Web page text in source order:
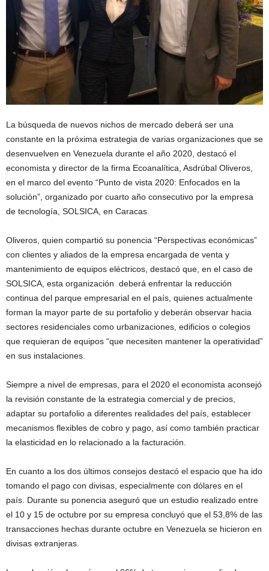
La búsqueda de nuevos nichos de mercado deberá ser una
constante en la próxima estrategia de varias organizaciones que se
desenvuelven en Venezuela durante el año 2020, destacó el
economista y director de la firma Ecoanalítica, Asdrúbal Oliveros,
en el marco del evento “Punto de vista 2020: Enfocados en la
solución”, organizado por cuarto año consecutivo por la empresa
de tecnología, SOLSICA, en Caracas.
Oliveros, quien compartió su ponencia “Perspectivas económicas”
con clientes y aliados de la empresa encargada de venta y
mantenimiento de equipos eléctricos, destacó que, en el caso de
SOLSICA, esta organización deberá enfrentar la reducción
continua del parque empresarial en el país, quienes actualmente
forman la mayor parte de su portafolio y deberán observar hacia
sectores residenciales como urbanizaciones, edificios o colegios
que requieran de equipos “que necesiten mantener la operatividad”
en sus instalaciones.
Siempre a nivel de empresas, para el 2020 el economista aconsejó
la revisión constante de la estrategia comercial y de precios,
adaptar su portafolio a diferentes realidades del país, establecer
mecanismos flexibles de cobro y pago, así como también practicar
la elasticidad en lo relacionado a la facturación.
En cuanto a los dos últimos consejos destacó el espacio que ha ido
tomando el pago con divisas, especialmente con dólares en el
país. Durante su ponencia aseguró que un estudio realizado entre
el 10 y 15 de octubre por su empresa concluyó que el 53,8% de las
transacciones hechas durante octubre en Venezuela se hicieron en
divisas extranjeras.